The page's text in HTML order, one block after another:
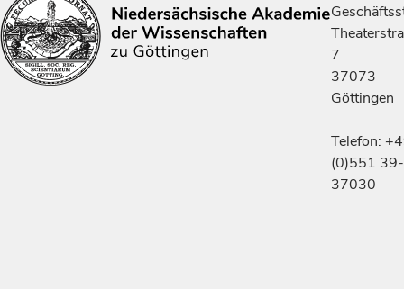
7
37073
Göttingen
Telefon:
(0)551 39-
37030